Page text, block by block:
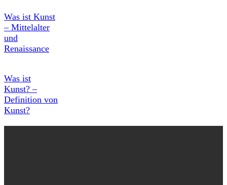
Was ist Kunst
– Mittelalter
und
Renaissance
Was ist
Kunst? –
Definition von
Kunst?